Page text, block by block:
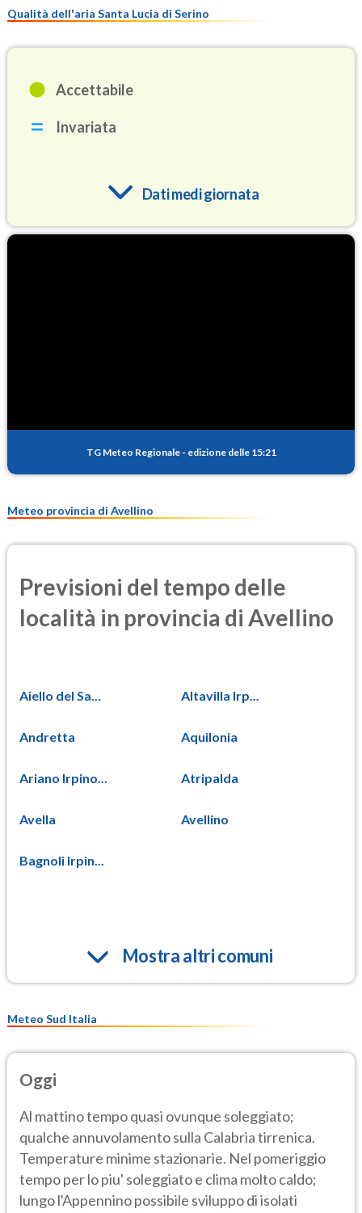
Qualità dell'aria Santa Lucia di Serino
Accettabile
Invariata
Dati medi giornata
PM25
TG Meteo Regionale - edizione delle 15:21
Meteo provincia di Avellino
Previsioni del tempo delle
località in provincia di Avellino
Aiello del Sa... Altavilla Irp...
Andretta Aquilonia
Ariano Irpino... Atripalda
Avella Avellino
Bagnoli Irpin...
Mostra altri comuni
Meteo Sud Italia
Oggi
Al mattino tempo quasi ovunque soleggiato;
qualche annuvolamento sulla Calabria tirrenica.
Temperature minime stazionarie. Nel pomeriggio
tempo per lo piu' soleggiato e clima molto caldo;
lungo l'Appennino possibile sviluppo di isolati